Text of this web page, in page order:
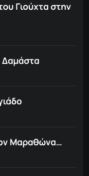
Γιούχτα στην
Δαμάστα
Μαραθώνα…